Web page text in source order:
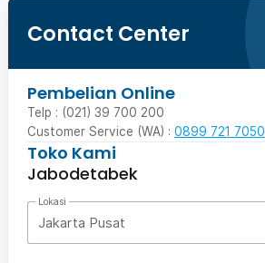
Contact Center
Pembelian Online
Telp : (021) 39 700 200
Customer Service (WA) : 0899 721 7050
Toko Kami
Jabodetabek
Lokasi
Jakarta Pusat